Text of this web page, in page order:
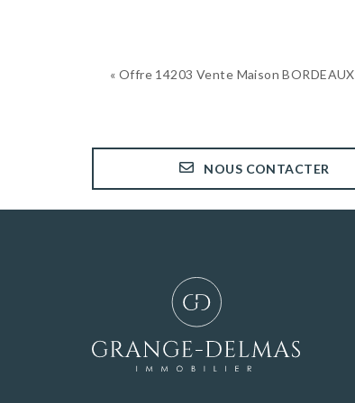
« Offre 14203 Vente Maison BORDEAUX
NOUS CONTACTER